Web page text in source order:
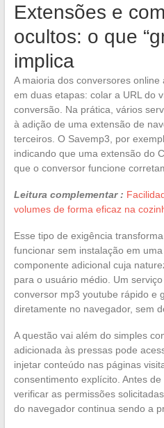
Extensões e
ocultos: o que
implica
A maioria dos conversores
em duas etapas: colar a URL do
conversão. Na prática, vários
à adição de uma extensão de
terceiros. O Savemp3, por
indicando que uma extensão do
que o conversor funcione
Leitura complementar :
volumes de forma eficaz na
Esse tipo de exigência
funcionar sem instalação em
componente adicional cuja
para o usuário médio. Um
conversor mp3 youtube rápido e
diretamente no navegador, sem
A questão vai além do simples
adicionada às pressas pode
injetar conteúdo nas páginas
consentimento explícito. Antes de
verificar as permissões
do navegador continua sendo a